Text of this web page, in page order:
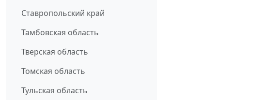
Ставропольский край
Тамбовская область
Тверская область
Томская область
Тульская область